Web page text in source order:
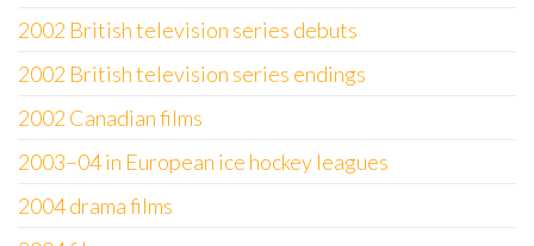
2002 British television series debuts
2002 British television series endings
2002 Canadian films
2003–04 in European ice hockey leagues
2004 drama films